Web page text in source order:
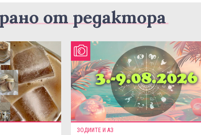
от редактора
ЗОДИИТЕ И АЗ